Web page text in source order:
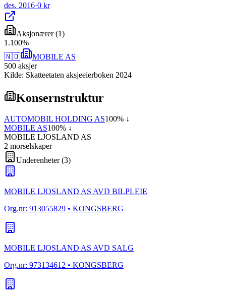
des. 2016·0 kr
Aksjonærer(1)
1 .100%
🇳🇴
MOBILE AS
500 aksjer
Kilde: Skatteetaten aksjeeierboken 2024
Konsernstruktur
AUTOMOBIL HOLDING AS100% ↓
MOBILE AS100% ↓
MOBILE LJOSLAND AS
2 morselskaper
Underenheter(3)
MOBILE LJOSLAND AS AVD BILPLEIE
Org.nr: 913055829 • KONGSBERG
MOBILE LJOSLAND AS AVD SALG
Org.nr: 973134612 • KONGSBERG